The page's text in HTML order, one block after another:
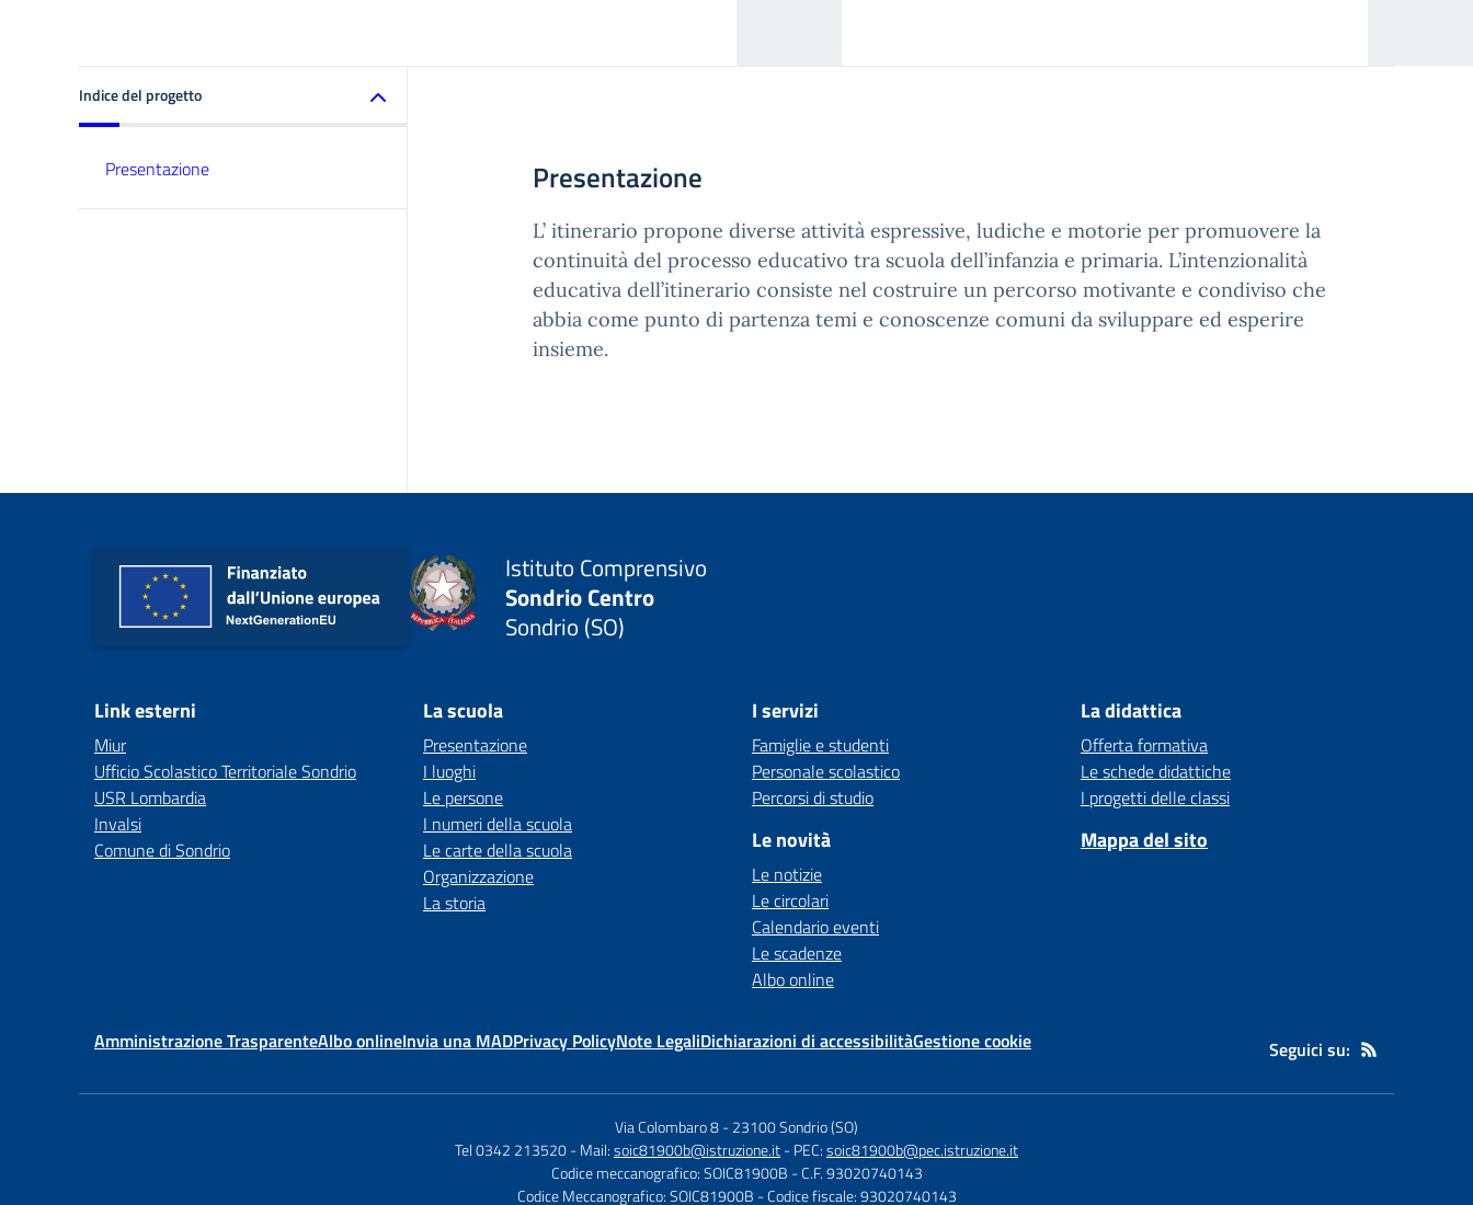
Indice del progetto
Presentazione Presentazione
L’ itinerario propone diverse attività espressive, ludiche e motorie per promuovere la
continuità del processo educativo tra scuola dell’infanzia e primaria. L’intenzionalità
educativa dell’itinerario consiste nel costruire un percorso motivante e condiviso che
abbia come punto di partenza temi e conoscenze comuni da sviluppare ed esperire
insieme.
Istituto Comprensivo
Sondrio Centro
Sondrio (SO)
Link esterni
Miur
Ufficio Scolastico Territoriale Sondrio
USR Lombardia
Invalsi
Comune di Sondrio
La scuola
Presentazione
I luoghi
Le persone
I numeri della scuola
Le carte della scuola
Organizzazione
La storia
I servizi
Famiglie e studenti
Personale scolastico
Percorsi di studio
Le novità
Le notizie
Le circolari
Calendario eventi
Le scadenze
Albo online
La didattica
Offerta formativa
Le schede didattiche
I progetti delle classi
Mappa del sito
Amministrazione TrasparenteAlbo onlineInvia una MADPrivacy PolicyNote LegaliDichiarazioni di accessibilitàGestione cookie Seguici su:
Via Colombaro 8-23100 Sondrio (SO)
Tel 0342 213520- Mail:soic81900b@istruzione.it- PEC:soic81900b@pec.istruzione.it
Codice meccanografico: SOIC81900B - C.F. 93020740143
Codice Meccanografico: SOIC81900B - Codice fiscale: 93020740143